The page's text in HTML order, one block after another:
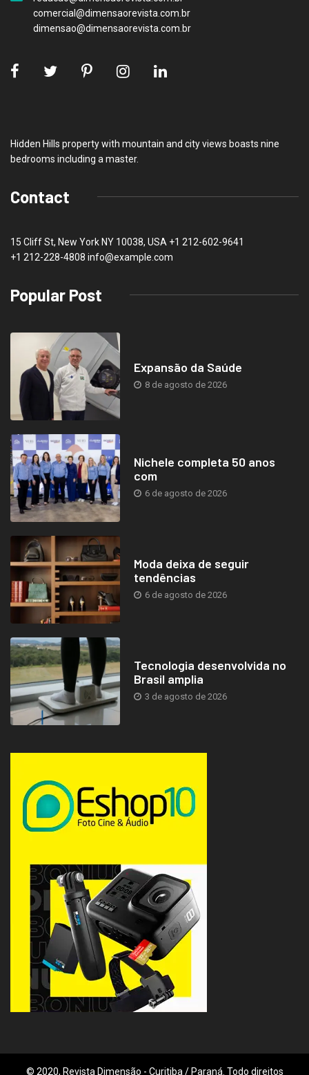
comercial@dimensaorevista.com.br
dimensao@dimensaorevista.com.br
Hidden Hills property with mountain and city views boasts nine
bedrooms including a master.
Contact
15 Cliff St, New York NY 10038, USA +1 212-602-9641
+1 212-228-4808 info@example.com
Popular Post
Expansão da Saúde
8 de agosto de 2026
Nichele completa 50 anos
com
6 de agosto de 2026
Moda deixa de seguir
tendências
6 de agosto de 2026
Tecnologia desenvolvida no
Brasil amplia
3 de agosto de 2026
© 2020, Revista Dimensão - Curitiba / Paraná. Todo direitos